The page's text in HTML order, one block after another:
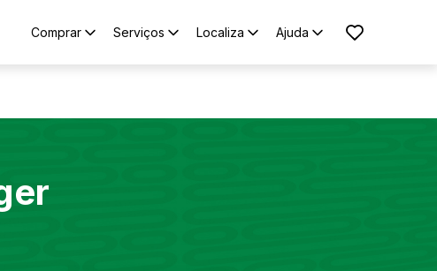
Comprar Serviços Localiza Ajuda